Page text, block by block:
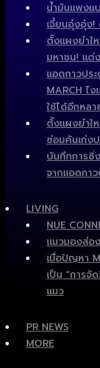
น้ำมันแพงแ
เจี๋ยนอุ๋งอุ๋ง
ตั้งแผงยำใ
มหาชน! แต่
แอดกาวปร
MARCH ไ
ใช้ได้อีกหล
ตั้งแผงยำใ
ซ่อมคันเก่ง
บันทึกการซิ่
จากแอดกา
LIVING
NUE
แมวมองส่อ
เมื่อปัญหา
เป็น “การจั
แมว
PR NEWS
MORE